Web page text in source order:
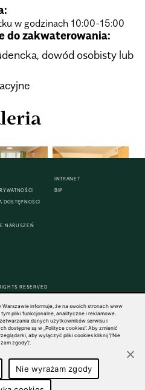
w godzinach 10:00-15:00
do zakwaterowania:
dowód osobisty lub
DOSTĘPNOŚCI
NARUSZEŃ
INTRANET
BIP
RESERVED
Warszawie informuje, że na swoich stronach www
pliki funkcjonalne, analityczne i reklamowe.
danych użytkowników serwisu i
dostępne są w „Polityce cookies”. Aby zmienić
aby wyłączyć pliki cookies kliknij \"Nie
zgody\".
Nie wyrażam zgody